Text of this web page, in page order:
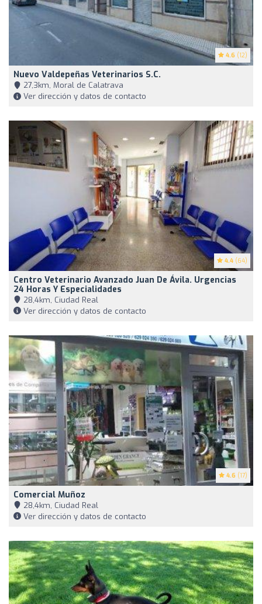
4.6 (12)
Nuevo Valdepeñas Veterinarios S.C.
27,3km, Moral de Calatrava
Ver dirección y datos de contacto
4.4 (64)
Centro Veterinario Avanzado Juan De Ávila. Urgencias
24 Horas Y Especialidades
28,4km, Ciudad Real
Ver dirección y datos de contacto
4.6 (17)
Comercial Muñoz
28,4km, Ciudad Real
Ver dirección y datos de contacto